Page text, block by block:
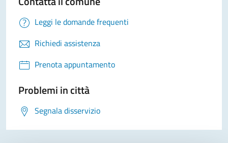
Leggi le domande frequenti
Richiedi assistenza
Prenota appuntamento
Problemi in città
Segnala disservizio